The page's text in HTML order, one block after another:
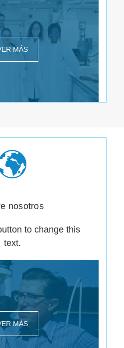
MÁS
nosotros
to change this
text.
MÁS